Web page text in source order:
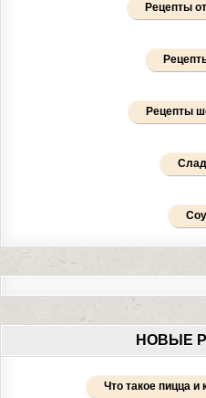
Рецепты
Рецепты
НОВЫЕ
Что такое пицца и